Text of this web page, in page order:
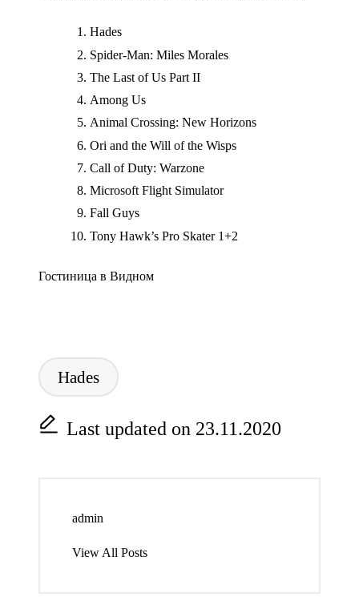
Hades
Spider-Man: Miles Morales
The Last of Us Part II
Among Us
Animal Crossing: New Horizons
Ori and the Will of the Wisps
Call of Duty: Warzone
Microsoft Flight Simulator
Fall Guys
Tony Hawk’s Pro Skater 1+2
Гостиница в Видном
Hades
Last updated on 23.11.2020
admin
View All Posts